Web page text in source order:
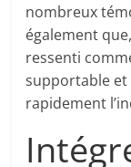
nombreux
également
ressenti
supportable et
rapidement